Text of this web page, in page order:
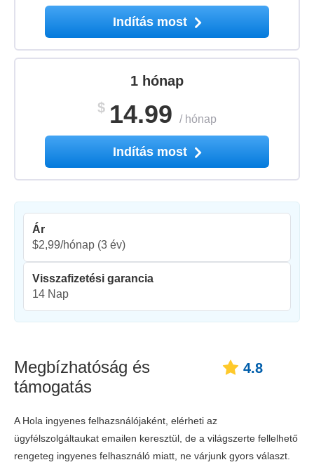
Indítás most
1 hónap
$ 14.99 / hónap
Indítás most
Ár
$2,99/hónap (3 év)
Visszafizetési garancia
14 Nap
Megbízhatóság és
támogatás
4.8
A Hola ingyenes felhazsnálójaként, elérheti az
ügyfélszolgáltaukat emailen keresztül, de a világszerte fellelhető
rengeteg ingyenes felhasználó miatt, ne várjunk gyors választ.